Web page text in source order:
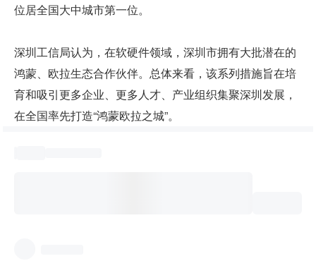
位居全国大中城市第一位。
深圳工信局认为，在软硬件领域，深圳市拥有大批潜在的
鸿蒙、欧拉生态合作伙伴。总体来看，该系列措施旨在培
育和吸引更多企业、更多人才、产业组织集聚深圳发展，
在全国率先打造“鸿蒙欧拉之城”。